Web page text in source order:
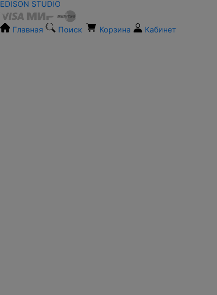
EDISON STUDIO
Главная Поиск Корзина Кабинет